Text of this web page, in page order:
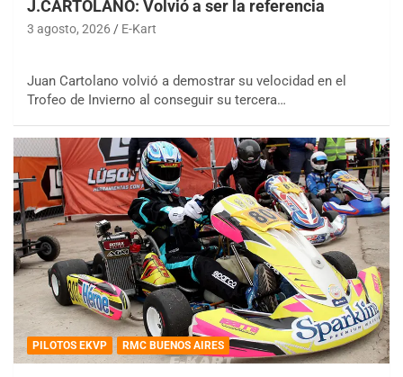
J.CARTOLANO: Volvió a ser la referencia
3 agosto, 2026 E-Kart
Juan Cartolano volvió a demostrar su velocidad en el
Trofeo de Invierno al conseguir su tercera…
PILOTOS EKVP RMC BUENOS AIRES